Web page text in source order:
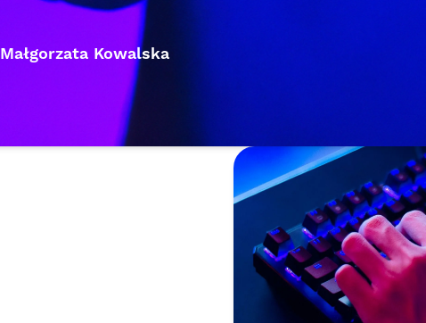
Małgorzata Kowalska